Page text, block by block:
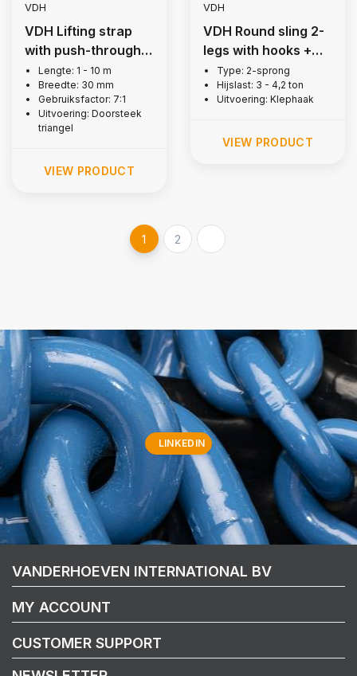
VDH
VDH Lifting strap
with push-through
triangle, 1 ton
Lengte: 1 - 10 m
Breedte: 30 mm
Gebruiksfactor: 7:1
Uitvoering: Doorsteek
triangel
VIEW PRODUCT
VDH
VDH Round sling 2-
legs with hooks +
latch, 3 ton
Type: 2-sprong
Hijslast: 3 - 4,2 ton
Uitvoering: Klephaak
VIEW PRODUCT
1 2
LINKEDIN
VANDERHOEVEN INTERNATIONAL BV
MY ACCOUNT
CUSTOMER SUPPORT